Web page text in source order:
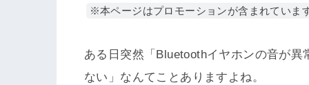
※本ページはプロモーションが含まれていま
ある日突然「Bluetoothイヤホンの音が
ない」なんてことありますよね。